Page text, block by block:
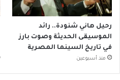
رحيل هاني شنودة.. رائد
الموسيقى الحديثة وصوت بارز
في تاريخ السينما المصرية
منذ أسبوعين